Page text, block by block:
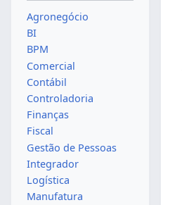
Agronegócio
BI
BPM
Comercial
Contábil
Controladoria
Finanças
Fiscal
Gestão de Pessoas
Integrador
Logística
Manufatura